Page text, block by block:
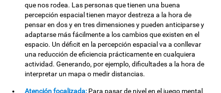
que nos rodea. Las personas que tienen una buena
percepción espacial tienen mayor destreza a la hora de
pensar en dos y en tres dimensiones y pueden anticiparse y
adaptarse más fácilmente a los cambios que existen en el
espacio. Un déficit en la percepción espacial va a conllevar
una reducción de eficiencia prácticamente en cualquiera
actividad. Generando, por ejemplo, dificultades a la hora de
interpretar un mapa o medir distancias.
Atención focalizada: Para pasar de nivel en el juego mental